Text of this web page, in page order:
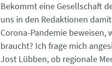
Bekommt eine Gesellschaft
uns in den Redaktionen
Corona-Pandemie
braucht? Ich frage mich
Jost Lübben, ob regionale